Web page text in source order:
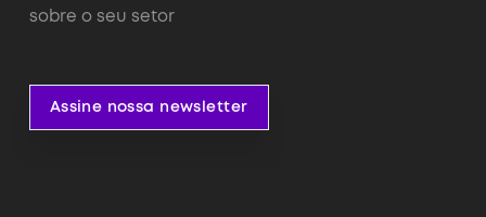
sobre o seu setor
Assine nossa newsletter